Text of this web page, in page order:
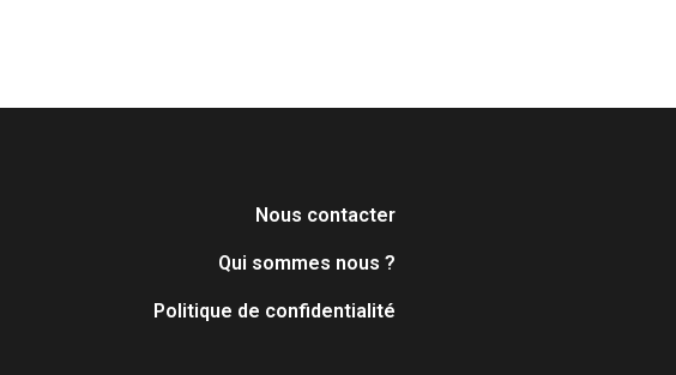
Nous contacter
Qui sommes nous ?
Politique de confidentialité